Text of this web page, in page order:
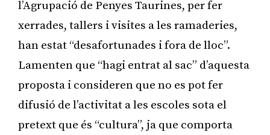
l’Agrupació de Penyes Taurines, per fer
xerrades, tallers i visites a les ramaderies,
han estat “desafortunades i fora de lloc”.
Lamenten que “hagi entrat al sac” d’aquesta
proposta i consideren que no es pot fer
difusió de l’activitat a les escoles sota el
pretext que és “cultura”, ja que comporta